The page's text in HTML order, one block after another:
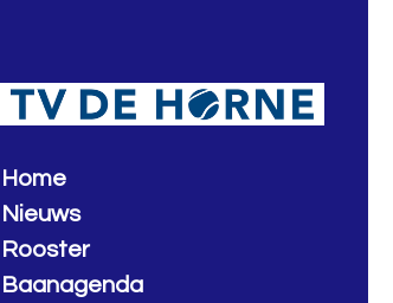
Home
Nieuws
Rooster
Baanagenda